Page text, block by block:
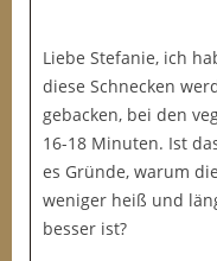
Liebe Stefanie, ich
diese Schnecken
gebacken, bei den
16-18 Minuten. Ist
es Gründe, warum
weniger heiß und
besser ist?